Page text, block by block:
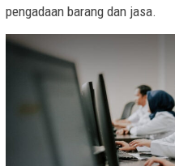
pengadaan barang dan jasa.